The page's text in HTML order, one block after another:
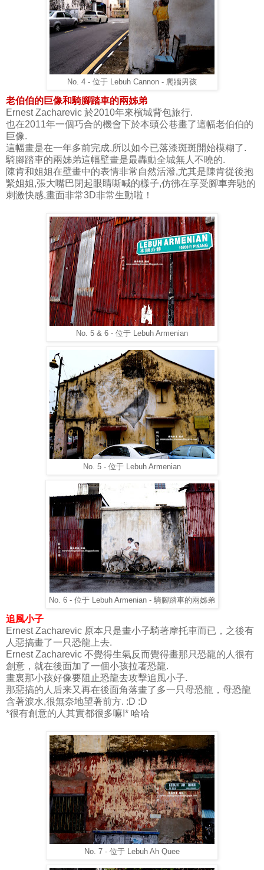
No. 4 - 位于 Lebuh Cannon - 爬牆男孩
老伯伯的巨像和騎腳踏車的兩姊弟
Ernest Zacharevic 於2010年來檳城背包旅行.
也在2011年一個巧合的機會下於本頭公巷畫了這幅老伯伯的
巨像.
這幅畫是在一年多前完成,所以如今已落漆斑斑開始模糊了.
騎腳踏車的兩姊弟這幅壁畫是最轟動全城無人不曉的.
陳肯和姐姐在壁畫中的表情非常自然活潑,尤其是陳肯從後抱
緊姐姐,張大嘴巴閉起眼睛嘶喊的樣子,仿彿在享受腳車奔馳的
刺激快感,畫面非常3D非常生動啦！
No. 5 & 6 - 位于 Lebuh Armenian
No. 5 - 位于 Lebuh Armenian
No. 6 - 位于 Lebuh Armenian - 騎腳踏車的兩姊弟
追風小子
Ernest Zacharevic 原本只是畫小子騎著摩托車而已，之後有
人惡搞畫了一只恐龍上去.
Ernest Zacharevic 不覺得生氣反而覺得畫那只恐龍的人很有
創意，就在後面加了一個小孩拉著恐龍.
畫裏那小孩好像要阻止恐龍去攻擊追風小子.
那惡搞的人后来又再在後面角落畫了多一只母恐龍，母恐龍
含著淚水,很無奈地望著前方. :D :D
*很有創意的人其實都很多嘛!* 哈哈
No. 7 - 位于 Lebuh Ah Quee